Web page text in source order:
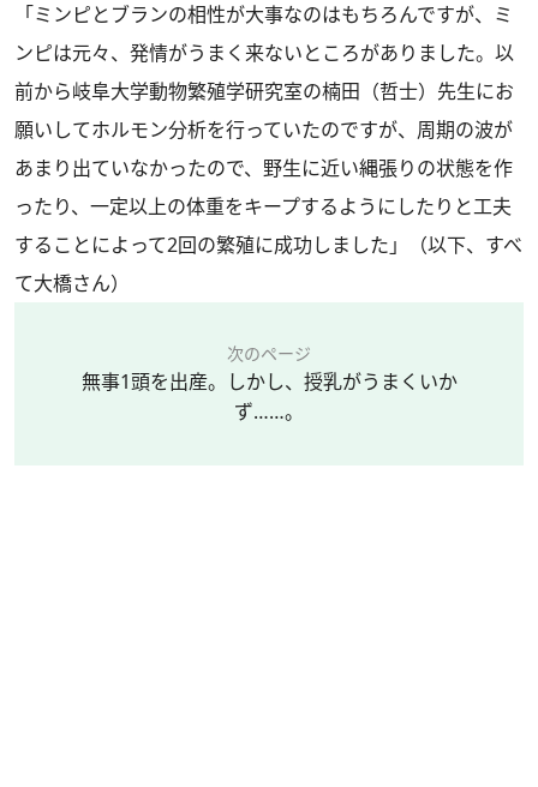
「ミンピとブランの相性が大事なのはもちろんですが、ミ
ンピは元々、発情がうまく来ないところがありました。以
前から岐阜大学動物繁殖学研究室の楠田（哲士）先生にお
願いしてホルモン分析を行っていたのですが、周期の波が
あまり出ていなかったので、野生に近い縄張りの状態を作
ったり、一定以上の体重をキープするようにしたりと工夫
することによって2回の繁殖に成功しました」（以下、すべ
て大橋さん）
次のページ
無事1頭を出産。しかし、授乳がうまくいか
ず……。